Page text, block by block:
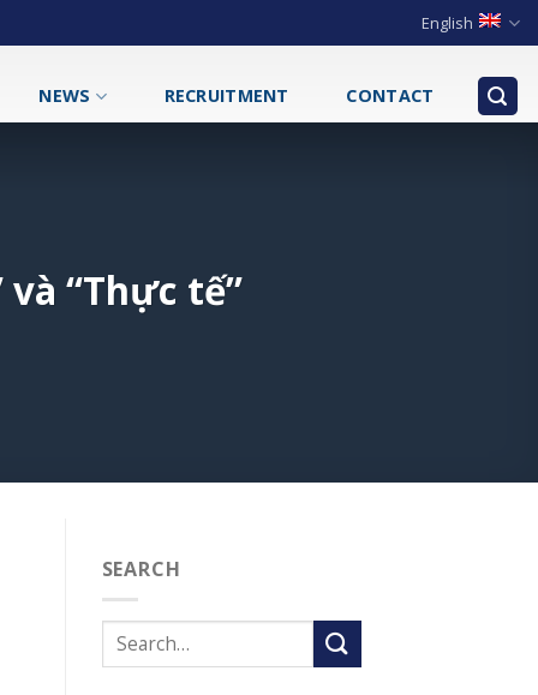
English
NEWS RECRUITMENT CONTACT
“Thực tế”
SEARCH